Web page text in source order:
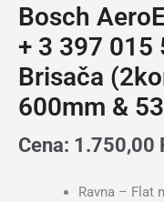
Bosch
+ 3 397 015
Brisača
600mm &
Cena: 1.750,00
Ravna – Flat